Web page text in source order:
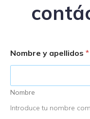
o
m
r
e
e
Nombre y apellidos *
Nombre
Introduce tu nombre